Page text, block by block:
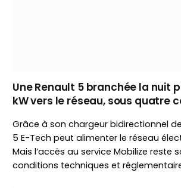
Une Renault 5 branchée la nuit
kW vers le réseau, sous quatre
Grâce à son chargeur bidirectionnel de
5 E-Tech peut alimenter le réseau
Mais l’accès au service Mobilize reste
conditions techniques et